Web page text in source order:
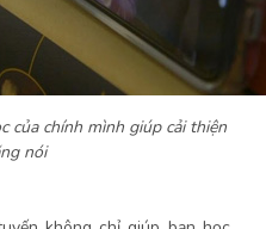
của chính mình giúp cải thiện
nói